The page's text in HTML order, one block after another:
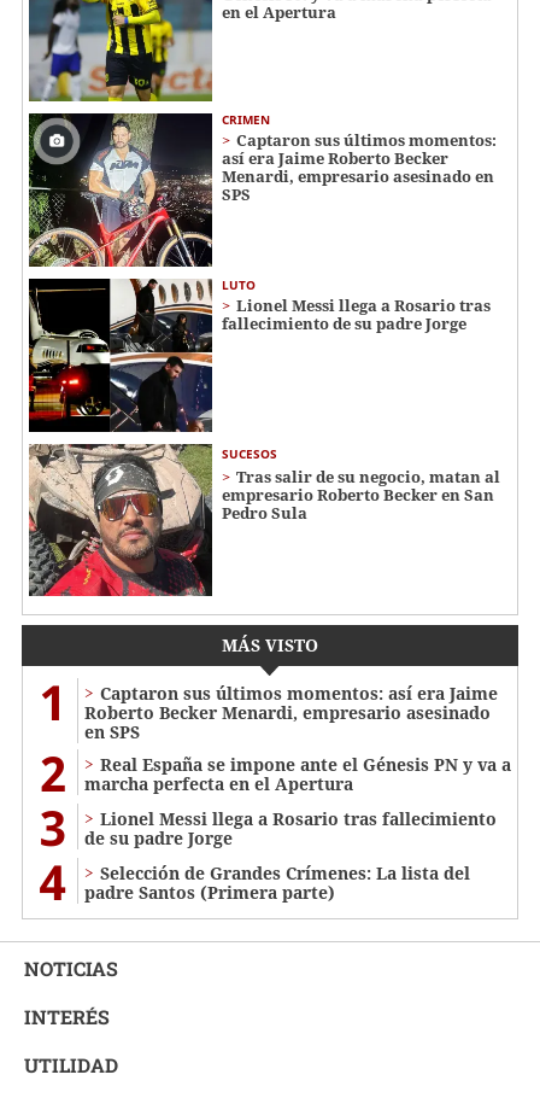
en el Apertura
CRIMEN
Captaron sus últimos momentos:
así era Jaime Roberto Becker
Menardi​​​, empresario asesinado en
SPS
LUTO
Lionel Messi llega a Rosario tras
fallecimiento de su padre Jorge
SUCESOS
Tras salir de su negocio, matan al
empresario Roberto Becker en San
Pedro Sula
MÁS VISTO
1
Captaron sus últimos momentos: así era Jaime
Roberto Becker Menardi​​​, empresario asesinado
en SPS
2
Real España se impone ante el Génesis PN y va a
marcha perfecta en el Apertura
3
Lionel Messi llega a Rosario tras fallecimiento
de su padre Jorge
4
Selección de Grandes Crímenes: La lista del
padre Santos (Primera parte)
NOTICIAS
INTERÉS
UTILIDAD